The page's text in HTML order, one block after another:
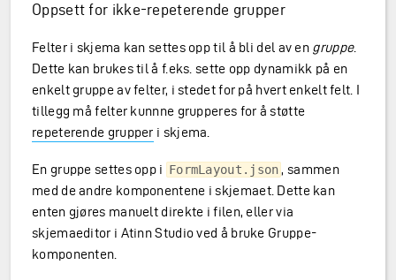
Oppsett for ikke-repeterende grupper
Felter i skjema kan settes opp til å bli del av en gruppe.
Dette kan brukes til å f.eks. sette opp dynamikk på en
enkelt gruppe av felter, i stedet for på hvert enkelt felt. I
tillegg må felter kunnne grupperes for å støtte
repeterende grupper i skjema.
En gruppe settes opp i FormLayout.json , sammen
med de andre komponentene i skjemaet. Dette kan
enten gjøres manuelt direkte i filen, eller via
skjemaeditor i Atinn Studio ved å bruke Gruppe-
komponenten.